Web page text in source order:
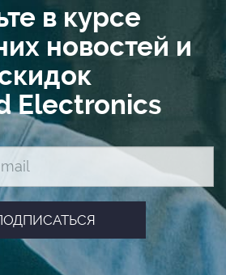
в курсе
новостей и
Electronics